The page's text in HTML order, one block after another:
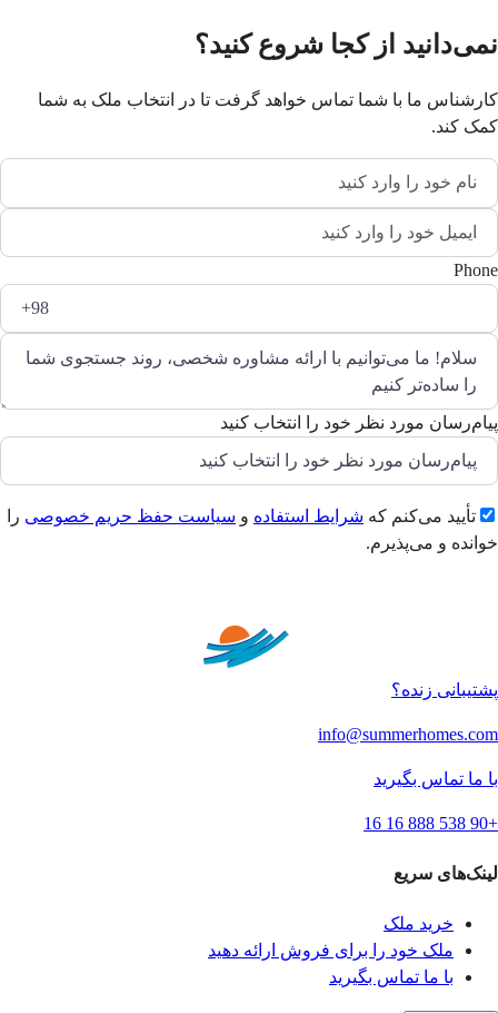
نمی‌دانید از کجا شروع کنید؟
کارشناس ما با شما تماس خواهد گرفت تا در انتخاب ملک به شما
کمک کند.
Phone
پیام‌رسان مورد نظر خود را انتخاب کنید
تأیید می‌کنم که شرایط استفاده و سیاست حفظ حریم خصوصی را
خوانده و می‌پذیرم.
پشتیبانی زنده؟
info@summerhomes.com
با ما تماس بگیرید
+90 538 888 16 16
لینک‌های سریع
خرید ملک
ملک خود را برای فروش ارائه دهید
با ما تماس بگیرید